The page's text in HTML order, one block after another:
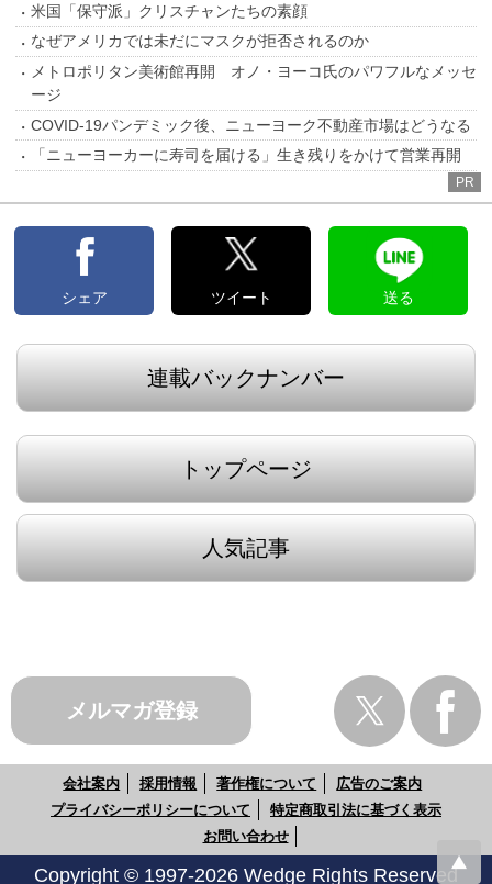
米国「保守派」クリスチャンたちの素顔
なぜアメリカでは未だにマスクが拒否されるのか
メトロポリタン美術館再開 オノ・ヨーコ氏のパワフルなメッセ
ージ
COVID-19パンデミック後、ニューヨーク不動産市場はどうなる
「ニューヨーカーに寿司を届ける」生き残りをかけて営業再開
PR
シェア ツイート 送る
連載バックナンバー
トップページ
人気記事
メルマガ登録
会社案内 採用情報 著作権について
広告のご案内
プライバシーポリシーについて
特定商取引法に基づく表示
お問い合わせ
Copyright © 1997-2026 Wedge Rights Reserved